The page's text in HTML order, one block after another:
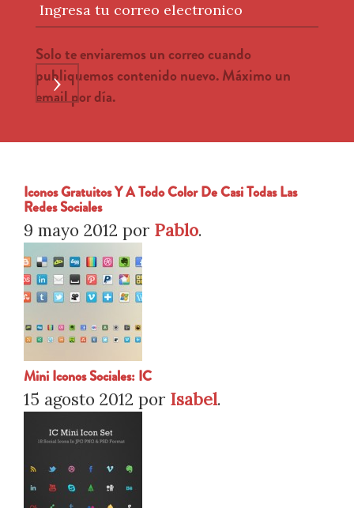
Ingresa tu correo electronico
Solo te enviaremos un correo cuando
publiquemos contenido nuevo. Máximo un
email por día.
›
Iconos Gratuitos Y A Todo Color De Casi Todas Las
Redes Sociales
9 mayo 2012 por Pablo.
Mini Iconos Sociales: IC
15 agosto 2012 por Isabel.